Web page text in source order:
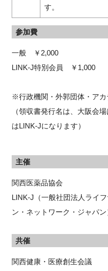
す。
参加費
一般 ￥2,000
LINK-J特別会員 ￥1,000
※行政機関・外郭団体・ア
（領収書発行名は、大阪会
はLINK-Jになります）
主催
関西医薬品協会
LINK-J（一般社団法人ライ
ン・ネットワーク・ジャパン
共催
関西健康・医療創生会議